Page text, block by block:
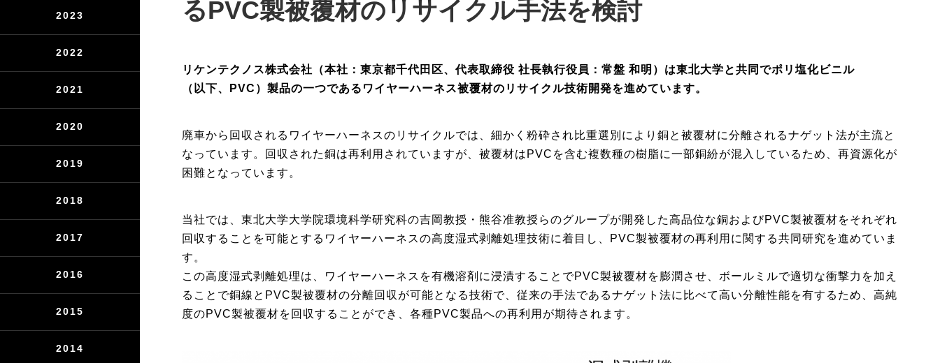
2023
2022
2021
2020
2019
2018
2017
2016
2015
2014
るPVC製被覆材のリサイクル手法を検討
リケンテクノス株式会社（本社：東京都千代田区、代表取締役 社長執行役員：常盤 和明）は東北大学と共同でポリ塩化ビニル
（以下、
PVC ）製品の一つであるワイヤーハーネス被覆材のリサイクル技術開発を進めています。
廃車から回収されるワイヤーハーネスのリサイクルでは、細かく粉砕され比重選別により銅と被覆材に分離されるナゲット法が主流と
なっています。回収された銅は再利用されていますが、被覆材はPVCを含む複数種の樹脂に一部銅紛が混入しているため、再資源化が
困難となっています。
当社では、東北大学大学院環境科学研究科の吉岡教授・熊谷准教授らのグループが開発した高品位な銅およびPVC製被覆材をそれぞれ
回収することを可能とするワイヤーハーネスの高度湿式剥離処理技術に着目し、PVC製被覆材の再利用に関する共同研究を進めていま
す。
この高度湿式剥離処理は、ワイヤーハーネスを有機溶剤に浸漬することでPVC製被覆材を膨潤させ、ボールミルで適切な衝撃力を加え
ることで銅線とPVC製被覆材の分離回収が可能となる技術で、従来の手法であるナゲット法に比べて高い分離性能を有するため、高純
度のPVC製被覆材を回収することができ、各種PVC製品への再利用が期待されます。